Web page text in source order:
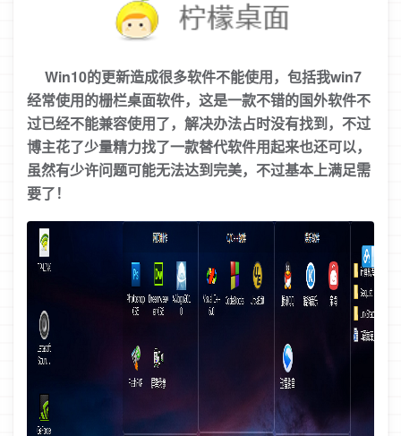
Win10的更新造成很多软件不能使用，包括我win7
经常使用的栅栏桌面软件，这是一款不错的国外软件不
过已经不能兼容使用了，解决办法占时没有找到，不过
博主花了少量精力找了一款替代软件用起来也还可以，
虽然有少许问题可能无法达到完美，不过基本上满足需
要了！